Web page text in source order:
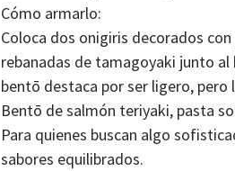
Cómo armarlo:
Coloca dos onigiris decorados
rebanadas de tamagoyaki junto
bentō destaca por ser ligero, pero
Bentō de salmón teriyaki, pasta
Para quienes buscan algo
sabores equilibrados.